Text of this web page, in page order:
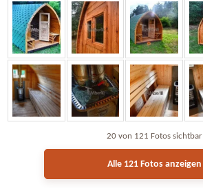
20 von 121 Fotos sichtbar
Alle 121 Fotos anzeigen